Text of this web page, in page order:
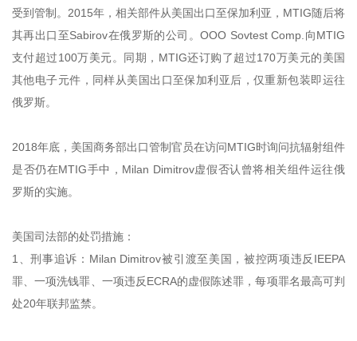
受到管制。2015年，相关部件从美国出口至保加利亚，MTIG随后将
其再出口至Sabirov在俄罗斯的公司。OOO Sovtest Comp.向MTIG
支付超过100万美元。同期，MTIG还订购了超过170万美元的美国
其他电子元件，同样从美国出口至保加利亚后，仅重新包装即运往
俄罗斯。
2018年底，美国商务部出口管制官员在访问MTIG时询问抗辐射组件
是否仍在MTIG手中，Milan Dimitrov虚假否认曾将相关组件运往俄
罗斯的实施。
美国司法部的处罚措施：
1、刑事追诉：Milan Dimitrov被引渡至美国，被控两项违反IEEPA
罪、一项洗钱罪、一项违反ECRA的虚假陈述罪，每项罪名最高可判
处20年联邦监禁。